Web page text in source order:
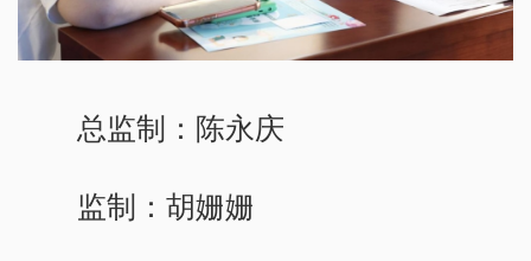
总监制：陈永庆
监制：胡姗姗